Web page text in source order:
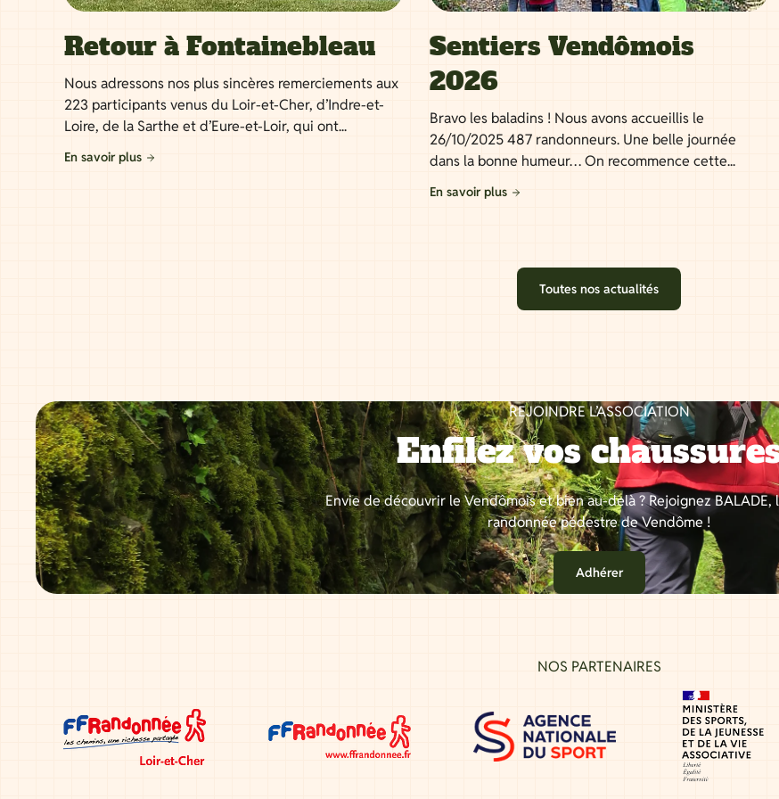
Retour à Fontainebleau
Nous adressons nos plus sincères remerciements aux
223 participants venus du Loir-et-Cher, d’Indre-et-
Loire, de la Sarthe et d’Eure-et-Loir, qui ont...
En savoir plus
Sentiers Vendômois
2026
Bravo les baladins ! Nous avons accueillis le
26/10/2025 487 randonneurs. Une belle journée
dans la bonne humeur… On recommence cette...
En savoir plus
Toutes nos actualités
REJOINDRE L’ASSOCIATION
Enfilez vos
Envie de découvrir le Vendômois et bien au-delà ? Rejoignez BALADE,
randonnée pédestre de Vendôme !
Adhérer
NOS PARTENAIRES